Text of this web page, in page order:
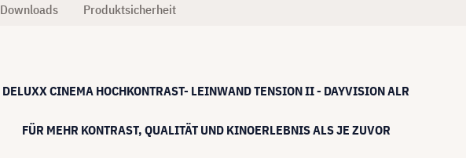
Downloads Produktsicherheit
DELUXX CINEMA HOCHKONTRAST- LEINWAND TENSION II - DAYVISION ALR
FÜR MEHR KONTRAST, QUALITÄT UND KINOERLEBNIS ALS JE ZUVOR